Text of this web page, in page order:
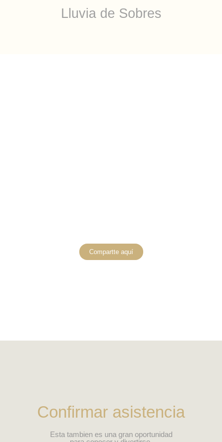
Lluvia de Sobres
Compartte aquí
Confirmar asistencia
Esta tambien es una gran oportunidad